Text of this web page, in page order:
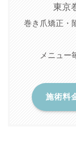
東京
巻き爪矯正・
メニュー
施術料